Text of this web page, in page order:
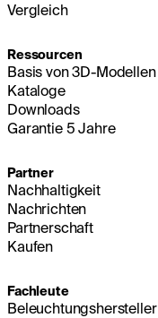
Vergleich
Ressourcen
Basis von 3D-Modellen
Kataloge
Downloads
Garantie 5 Jahre
Partner
Nachhaltigkeit
Nachrichten
Partnerschaft
Kaufen
Fachleute
Beleuchtungshersteller